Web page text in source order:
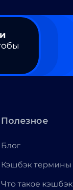
Полезное
Блог
Кэшбэк термины
Что такое кэшбэк